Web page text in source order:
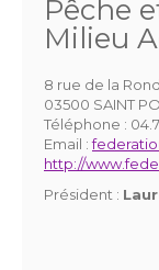
Pêche
Milieu
8 rue de la
03500 SAINT
Téléphone :
Email :
http://
Président :